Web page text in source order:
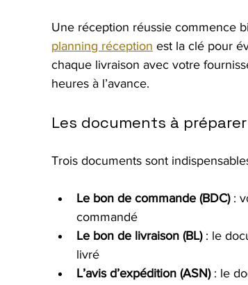
Une réception réussie commence
planning réception est la clé pour
chaque livraison avec votre
heures à l’avance.
Les documents à
Trois documents sont
Le bon de commande (BDC) :
commandé
Le bon de livraison (BL) : le
livré
L’avis d’expédition (ASN) : le